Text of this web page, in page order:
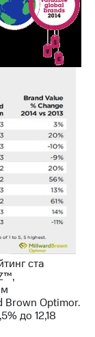
ста
Brown Optimor.
до 12,18